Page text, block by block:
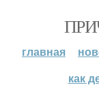
главная
как